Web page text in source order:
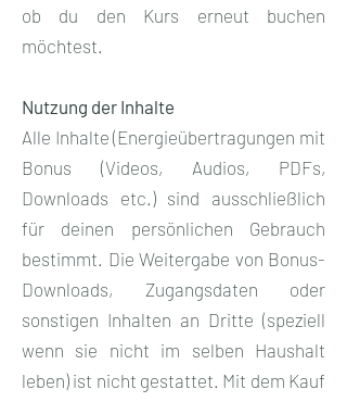
ob du den Kurs erneut buchen
möchtest.
Nutzung der Inhalte
Alle Inhalte (Energieübertragungen mit
Bonus (Videos, Audios, PDFs,
Downloads etc.) sind ausschließlich
für deinen persönlichen Gebrauch
bestimmt. Die Weitergabe von Bonus-
Downloads, Zugangsdaten oder
sonstigen Inhalten an Dritte (speziell
wenn sie nicht im selben Haushalt
leben) ist nicht gestattet. Mit dem Kauf